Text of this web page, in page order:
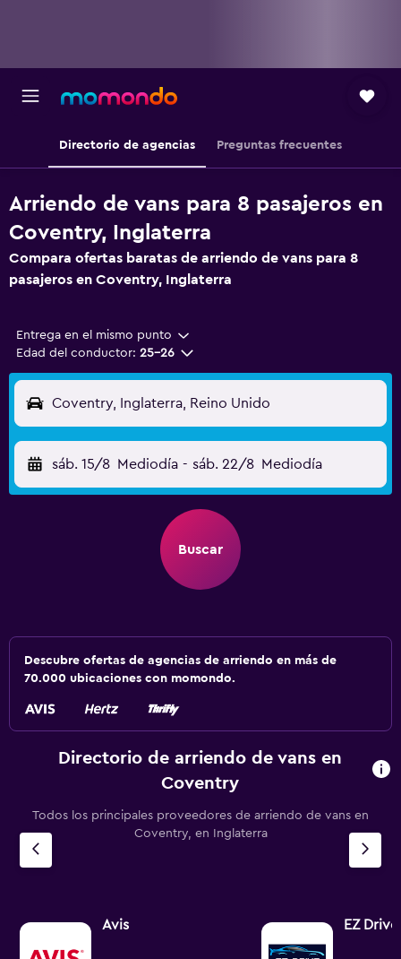
Directorio de agencias Preguntas frecuentes
Arriendo de vans para 8 pasajeros en
Coventry, Inglaterra
Compara ofertas baratas de arriendo de vans para 8
pasajeros en Coventry, Inglaterra
Entrega en el mismo punto
Edad del conductor: 25-26
Coventry, Inglaterra, Reino Unido
sáb. 15/8 Mediodía - sáb. 22/8 Mediodía
Buscar
Descubre ofertas de agencias de arriendo en más de
70.000 ubicaciones con momondo.
Directorio de arriendo de vans en
Coventry
Todos los principales proveedores de arriendo de vans en
Coventry, en Inglaterra
Avis EZ